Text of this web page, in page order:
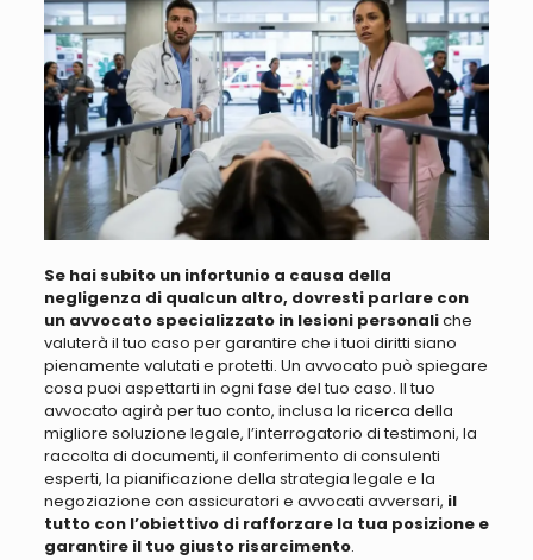
Se hai subito un infortunio a causa della
negligenza di qualcun altro, dovresti parlare con
un avvocato specializzato in lesioni personaliche
valuterà il tuo caso per garantire che i tuoi diritti siano
pienamente valutati e protetti. Un avvocato può spiegare
cosa puoi aspettarti in ogni fase del tuo caso. Il tuo
avvocato agirà per tuo conto, inclusa la ricerca della
migliore soluzione legale, l’interrogatorio di testimoni, la
raccolta di documenti, il conferimento di consulenti
esperti, la pianificazione della strategia legale e la
negoziazione con assicuratori e avvocati avversari, il
tutto con l’obiettivo di rafforzare la tua posizione e
garantire il tuo giusto risarcimento.